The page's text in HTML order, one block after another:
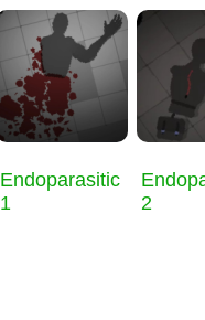
Endoparasitic
1
2